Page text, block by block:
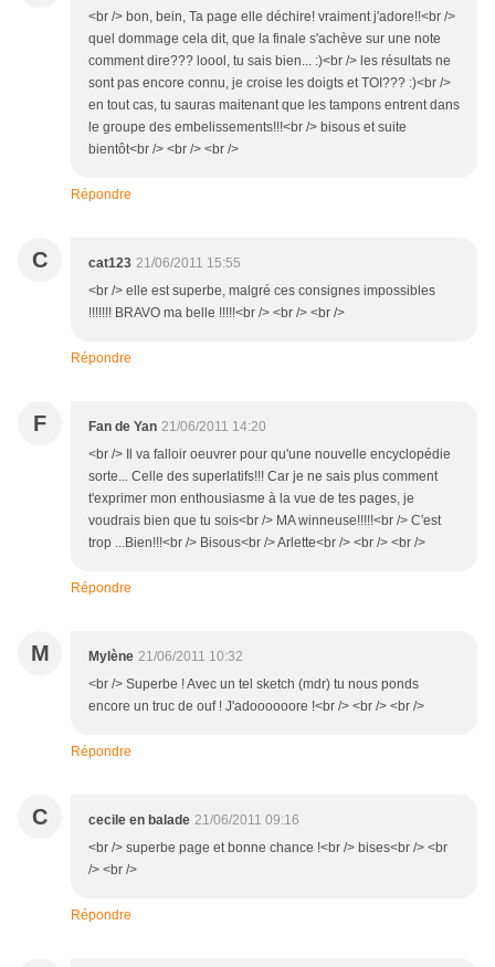
<br /> bon, bein, Ta page elle déchire! vraiment j'adore!!<br />
quel dommage cela dit, que la finale s'achève sur une note
comment dire??? loool, tu sais bien... :)<br /> les résultats ne
sont pas encore connu, je croise les doigts et TOI??? :)<br />
en tout cas, tu sauras maitenant que les tampons entrent dans
le groupe des embelissements!!!<br /> bisous et suite
bientôt<br /> <br /> <br />
Répondre
C cat123 21/06/2011 15:55
<br /> elle est superbe, malgré ces consignes impossibles
!!!!!!! BRAVO ma belle !!!!!<br /> <br /> <br />
Répondre
F Fan de Yan 21/06/2011 14:20
<br /> Il va falloir oeuvrer pour qu'une nouvelle encyclopédie
sorte... Celle des superlatifs!!! Car je ne sais plus comment
t'exprimer mon enthousiasme à la vue de tes pages, je
voudrais bien que tu sois<br /> MA winneuse!!!!!<br /> C'est
trop ...Bien!!!<br /> Bisous<br /> Arlette<br /> <br /> <br />
Répondre
M Mylène 21/06/2011 10:32
<br /> Superbe ! Avec un tel sketch (mdr) tu nous ponds
encore un truc de ouf ! J'adoooooore !<br /> <br /> <br />
Répondre
C cecile en balade 21/06/2011 09:16
<br /> superbe page et bonne chance !<br /> bises<br /> <br
/> <br />
Répondre